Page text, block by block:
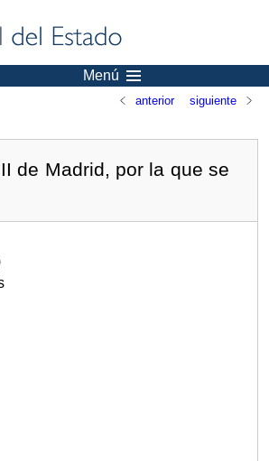
Menú
anterior siguiente
de Madrid, por la que se